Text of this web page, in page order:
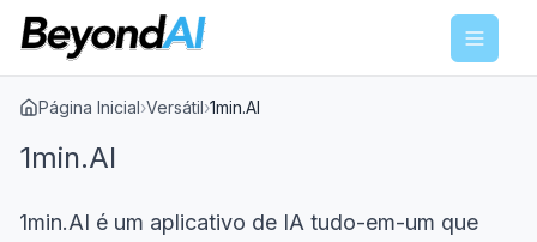
Menu
Página Inicial›Versátil›1min.AI
1min.AI
1min.AI é um aplicativo de IA tudo-em-um que